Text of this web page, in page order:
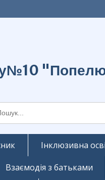
Інклюзивна
Взаємодія з батьками